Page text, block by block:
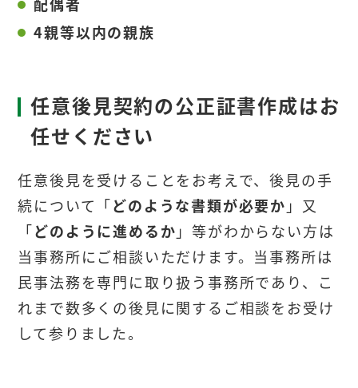
4親等以内の親族
任意後見契約の公正証書作成はお
任せください
任意後見を受けることをお考えで、後見の手
続について「どのような書類が必要か 」又
「どのように進めるか 」等がわからない方は
当事務所にご相談いただけます。当事務所は
民事法務を専門に取り扱う事務所であり、こ
れまで数多くの後見に関するご相談をお受け
して参りました。